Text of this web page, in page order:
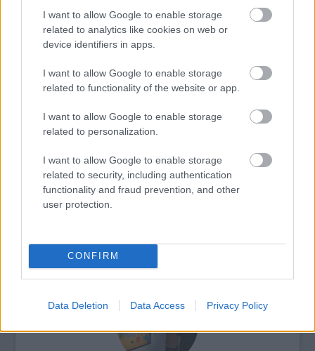
I want to allow Google to enable storage
related to analytics like cookies on web or
device identifiers in apps.
I want to allow Google to enable storage
related to functionality of the website or app.
I want to allow Google to enable storage
related to personalization.
I want to allow Google to enable storage
related to security, including authentication
functionality and fraud prevention, and other
user protection.
CONFIRM
Data Deletion Data Access Privacy Policy
kiadványhoz kapcsolódó, folyamatosan
frissített online AR tartalom jelenik meg.
LEOPOLD BLOOM DÍJJAL ISMERTÉK EL DEZSŐ
TAMÁS MUNKÁSSÁGÁT